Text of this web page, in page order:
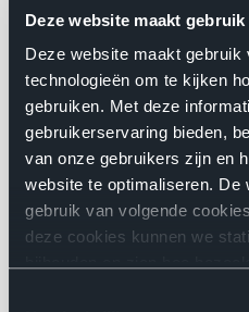
Deze website maakt
Deze website maakt
technologieën om te kijken
gebruiken. Met deze
gebruikerservaring bieden,
van onze gebruikers zijn en
website te optimaliseren. De
gebruik van volgende
deze cookies kunnen we
Bram Van Gestel
-
Dylan Van Parys - Java